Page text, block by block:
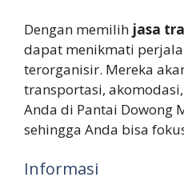
Dengan memilih jasa
dapat menikmati
terorganisir. Mereka
transportasi,
Anda di Pantai Dowong
sehingga Anda bisa
Informasi